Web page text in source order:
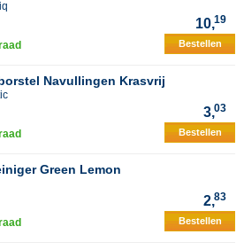
10,19
Bestellen
Navullingen Krasvrij
3,03
Bestellen
Green Lemon
2,83
Bestellen